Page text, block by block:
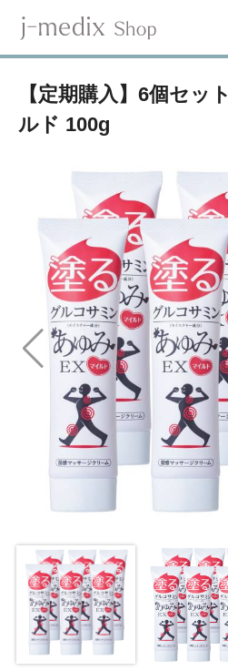
【定期購入】6個セッ
ルド 100g